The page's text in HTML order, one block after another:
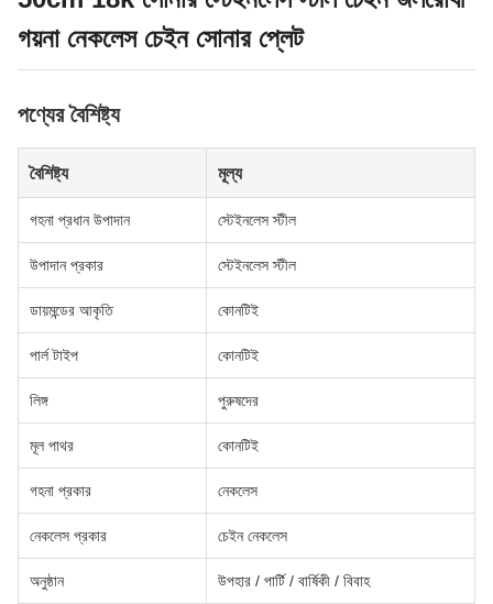
গয়না নেকলেস চেইন সোনার প্লেট
পণ্যের বৈশিষ্ট্য
বৈশিষ্ট্য মূল্য
গহনা প্রধান উপাদান স্টেইনলেস স্টীল
উপাদান প্রকার স্টেইনলেস স্টীল
ডায়মন্ডের আকৃতি কোনটিই
পার্ল টাইপ কোনটিই
লিঙ্গ পুরুষদের
মূল পাথর কোনটিই
গহনা প্রকার নেকলেস
নেকলেস প্রকার চেইন নেকলেস
অনুষ্ঠান উপহার / পার্টি / বার্ষিকী / বিবাহ